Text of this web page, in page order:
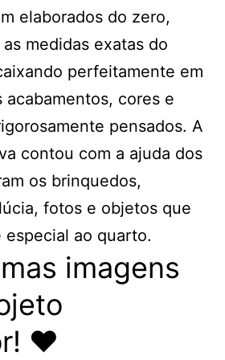
elaborados do zero,
medidas exatas do
perfeitamente em
acabamentos, cores e
pensados. A
contou com a ajuda dos
os brinquedos,
fotos e objetos que
especial ao quarto.
imagens
❤️